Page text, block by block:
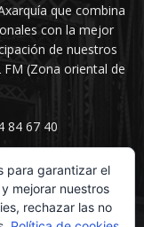
que combina
con la mejor
de nuestros
(Zona oriental de
84 67 40
para garantizar el
mejorar nuestros
rechazar las no